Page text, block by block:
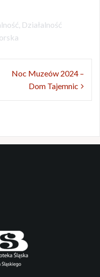
Działalność
Noc Muzeów 2024 –
Dom Tajemnic